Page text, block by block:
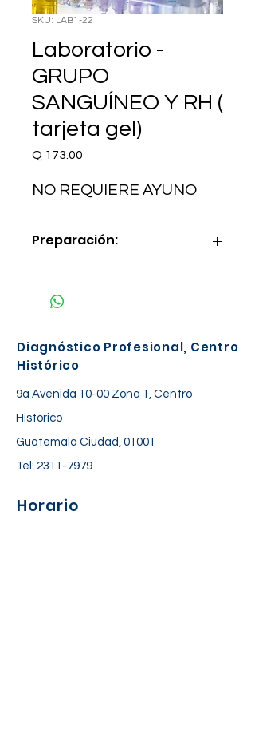
SKU: LAB1-22
Laboratorio -
GRUPO
SANGUÍNEO Y RH (
tarjeta gel)
Q 173.00
NO REQUIERE AYUNO
Preparación:
Diagnóstico Profesional, Centro
Histórico
9a Avenida 10-00 Zona 1, Centro
Histórico
Guatemala Ciudad, 01001
Tel: 2311-7979
Horario